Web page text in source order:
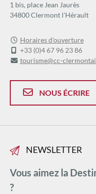
1 bis, place Jean Jaurès
34800 Clermont l'Hérault
Horaires d'ouverture
+33 (0)4 67 96 23 86
tourisme@cc-
NOUS ÉCRIRE
NEWSLETTER
Vous aimez la
?